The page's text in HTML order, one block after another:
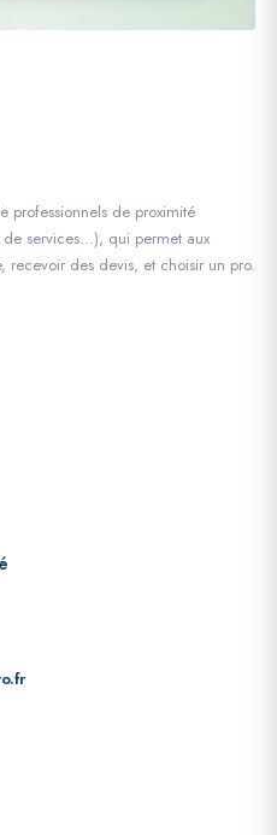
professionnels de proximité
de services…), qui permet aux
recevoir des devis, et choisir un pro.